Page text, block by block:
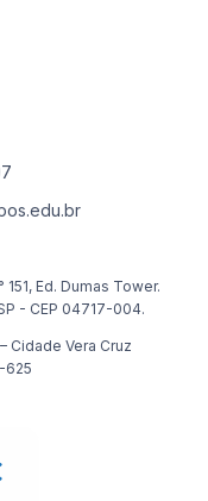
Ed. Dumas Tower.
- CEP 04717-004.
Cidade Vera Cruz
625